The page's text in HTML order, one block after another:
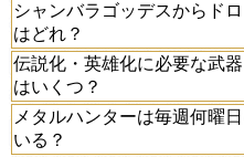
シャンバラゴッデスからド
はどれ？
伝説化・英雄化に必要な武
はいくつ？
メタルハンターは毎週何曜
いる？